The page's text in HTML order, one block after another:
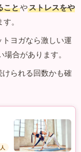
ことやストレスをや
。
ヨガなら激しい運
場合があります。
られる回数かも確